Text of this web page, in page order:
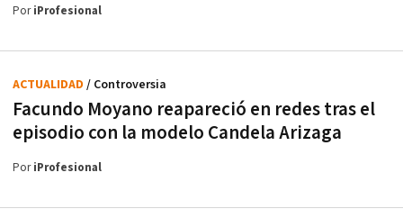
PoriProfesional
Facundo Moyano reapareció en redes tras el
episodio con la modelo Candela Arizaga
ACTUALIDAD / Controversia
PoriProfesional